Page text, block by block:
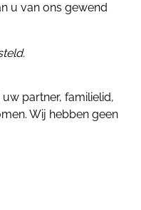
u van ons gewend
partner, familielid,
Wij hebben geen